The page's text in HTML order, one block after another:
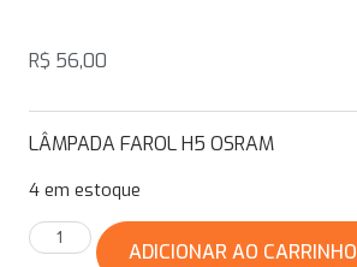
R$ 56,00
LÂMPADA FAROL H5 OSRAM
4 em estoque
ADICIONAR AO CARRINHO